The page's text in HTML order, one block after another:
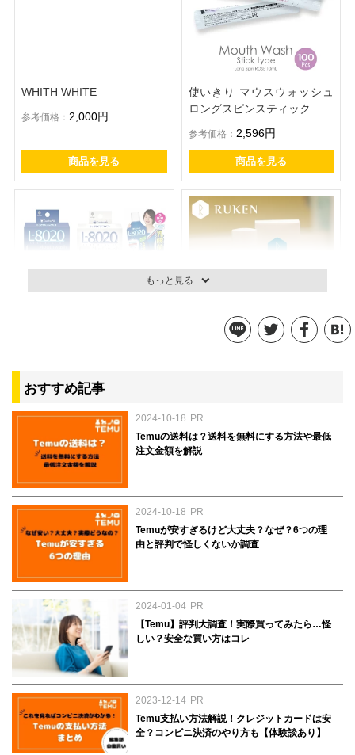
WHITH WHITE
参考価格：2,000円
商品を見る
使いきり マウスウォッシュ
ロングスピンスティック
参考価格： 2,596円
商品を見る
参考価格：828円
商品を見る
もっと見る
おすすめ記事
2024-10-18 PR
Temuの送料は？送料を無料にする方法や最低
注文金額を解説
2024-10-18 PR
Temuが安すぎるけど大丈夫？なぜ？6つの理
由と評判で怪しくないか調査
2024-01-04 PR
【Temu】評判大調査！実際買ってみたら…怪
しい？安全な買い方はコレ
2023-12-14 PR
Temu支払い方法解説！クレジットカードは安
全？コンビニ決済のやり方も【体験談あり】